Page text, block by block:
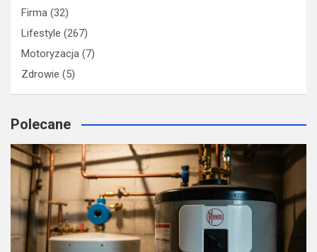
Firma (32)
Lifestyle (267)
Motoryzacja (7)
Zdrowie (5)
Polecane